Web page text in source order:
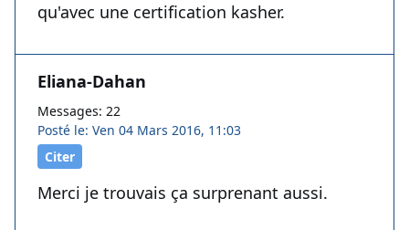
qu'avec une certification kasher.
Eliana-Dahan
Messages: 22
Posté le: Ven 04 Mars 2016, 11:03
Citer
Merci je trouvais ça surprenant aussi.